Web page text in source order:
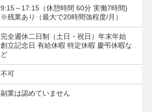
9:15～17:15（休憩時間 60分 実働7時間)
※残業あり（最大で20時間強程度/月）
完全週休二日制（土日・祝日）年末年始
創立記念日 有給休暇 特定休暇 慶弔休暇な
ど
不可
副業は認めていません